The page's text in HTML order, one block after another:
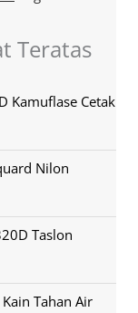
Teratas
Kamuflase Cetak
Nilon
Taslon
Tahan Air